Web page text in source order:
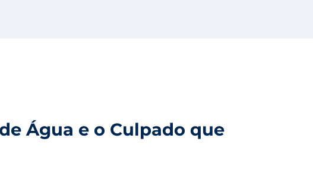
Água e o Culpado que